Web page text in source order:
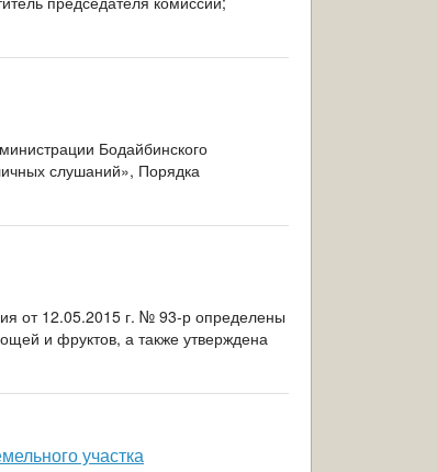
Бодайбинского
слушаний», Порядка
от 12.05.2015 г. № 93-р определены
и фруктов, а также утверждена
участка